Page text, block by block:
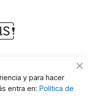
y para hacer
entra en: Política de